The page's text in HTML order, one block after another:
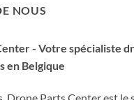
NOUS
- Votre spécialiste
en Belgique